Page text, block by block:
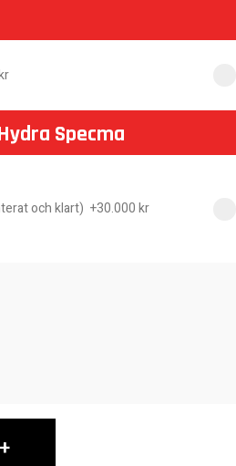
Specma
och klart) +30.000 kr
+